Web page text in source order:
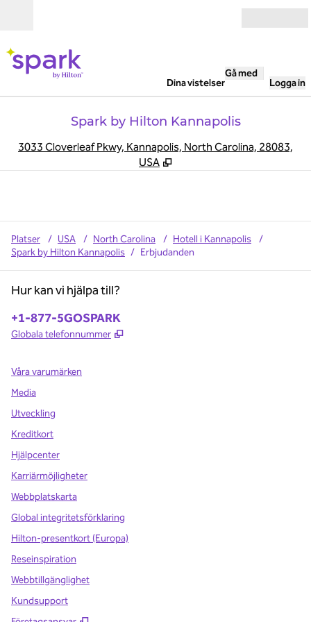
Dina vistelser
Gå med
Logga in
Spark by Hilton Kannapolis
3033 Cloverleaf Pkwy, Kannapolis, North Carolina, 28083,
USA
Platser / USA / North Carolina / Hotell i Kannapolis
/
Spark by Hilton Kannapolis / Erbjudanden
Hur kan vi hjälpa till?
Telefon:
+1-877-5GOSPARK
Globala telefonnummer ,
Våra varumärken
Media
Utveckling
Kreditkort
Hjälpcenter
Karriärmöjligheter
Webbplatskarta
Global integritetsförklaring
Hilton-presentkort (Europa)
Reseinspiration
Webbtillgänglighet
Kundsupport